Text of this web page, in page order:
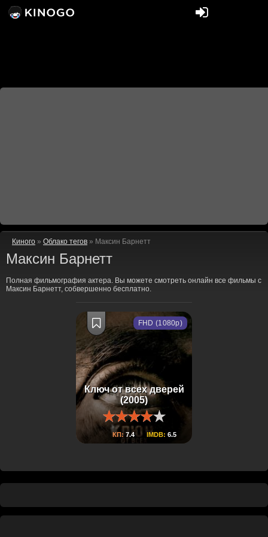
Киного » Облако тегов » Максин Барнетт
Максин Барнетт
Полная фильмография актера. Вы можете смотреть онлайн все фильмы с
Максин Барнетт, собвершенно бесплатно.
Ключ от всех дверей
(2005)
КП: 7.4 IMDB: 6.5
FHD (1080p)